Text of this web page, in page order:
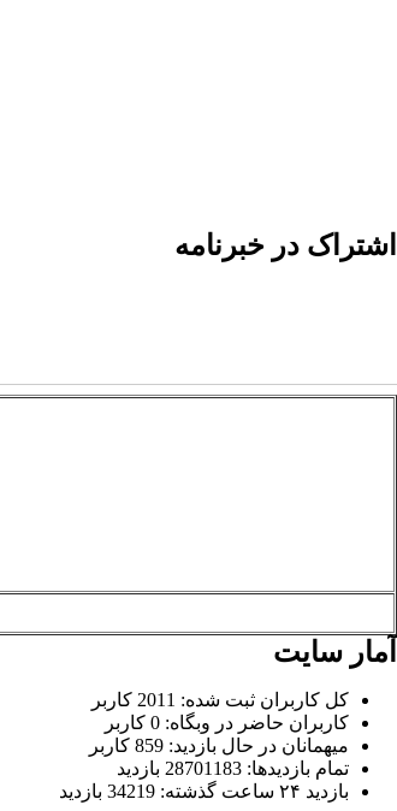
اشتراک در خبرنامه
آمار سایت
کل کاربران ثبت شده: 2011 کاربر
کاربران حاضر در وبگاه: 0 کاربر
میهمانان در حال بازدید: 859 کاربر
تمام بازدید‌ها: 28701183 بازدید
بازدید ۲۴ ساعت گذشته: 34219 بازدید